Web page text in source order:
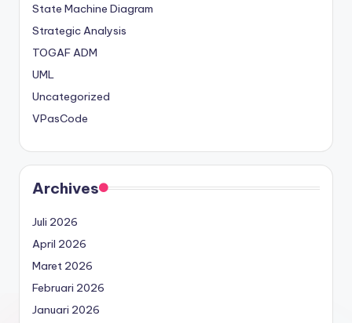
State Machine Diagram
Strategic Analysis
TOGAF ADM
UML
Uncategorized
VPasCode
Archives
Juli 2026
April 2026
Maret 2026
Februari 2026
Januari 2026